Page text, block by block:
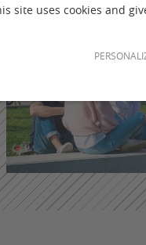
site uses cookies and